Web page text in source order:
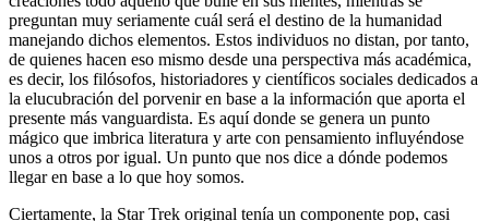
preguntan muy seriamente cuál será el destino de la humanidad
manejando dichos elementos. Estos individuos no distan, por tanto,
de quienes hacen eso mismo desde una perspectiva más académica,
es decir, los filósofos, historiadores y científicos sociales dedicados a
la elucubración del porvenir en base a la información que aporta el
presente más vanguardista. Es aquí donde se genera un punto
mágico que imbrica literatura y arte con pensamiento influyéndose
unos a otros por igual. Un punto que nos dice a dónde podemos
llegar en base a lo que hoy somos.
Ciertamente, la Star Trek original tenía un componente pop, casi